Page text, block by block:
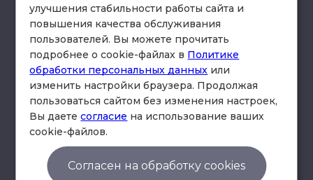
схема проезда
© Юридическая фирма «Клифф».
Согласие на обработку
улучшения стабильности работы сайта и
повышения качества обслуживания
пользователей. Вы можете прочитать
подробнее о cookie-файлах в Политике
обработки персональных данных или
изменить настройки браузера. Продолжая
пользоваться сайтом без изменения настроек,
Вы даетесогласие на использование ваших
cookie-файлов.
Согласен на обработку cookies